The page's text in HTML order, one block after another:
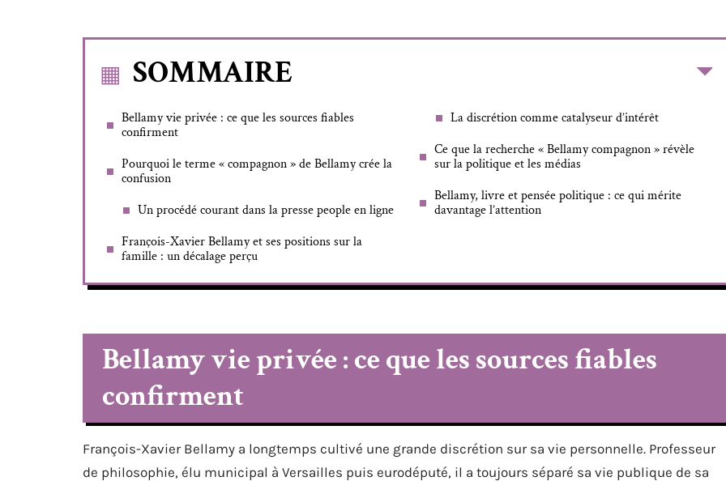
SOMMAIRE
Bellamy vie privée : ce que les sources fiables
confirment
Pourquoi le terme « compagnon » de Bellamy crée la
confusion
Un procédé courant dans la presse people en ligne
François-Xavier Bellamy et ses positions sur la
famille : un décalage perçu
La discrétion comme catalyseur d’intérêt
Ce que la recherche « Bellamy compagnon » révèle
sur la politique et les médias
Bellamy, livre et pensée politique : ce qui mérite
davantage l’attention
Bellamy vie privée : ce que les sources fiables
confirment
François-Xavier Bellamy a longtemps cultivé une grande discrétion sur sa vie personnelle. Professeur
de philosophie, élu municipal à Versailles puis eurodéputé, il a toujours séparé sa vie publique de sa